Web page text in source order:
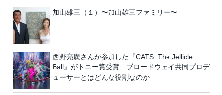
加山雄三（１）〜加山雄三ファミリー〜
西野亮廣さんが参加した『CATS: The Jellicle
Ball』がトニー賞受賞 ブロードウェイ共同プロデ
ューサーとはどんな役割なのか